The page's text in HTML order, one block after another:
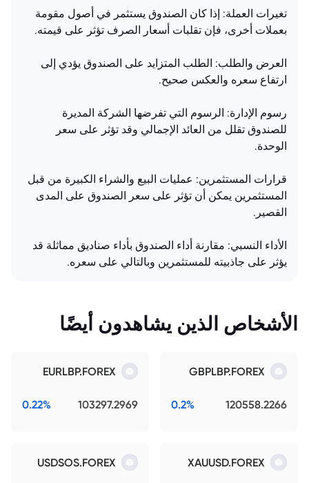
تغيرات العملة: إذا كان الصندوق يستثمر في أصول مقومة
بعملات أخرى، فإن تقلبات أسعار الصرف تؤثر على قيمته.
العرض والطلب: الطلب المتزايد على الصندوق يؤدي إلى
ارتفاع سعره والعكس صحيح.
رسوم الإدارة: الرسوم التي تفرضها الشركة المديرة
للصندوق تقلل من العائد الإجمالي وقد تؤثر على سعر
الوحدة.
قرارات المستثمرين: عمليات البيع والشراء الكبيرة من قبل
المستثمرين يمكن أن تؤثر على سعر الصندوق على المدى
القصير.
الأداء النسبي: مقارنة أداء الصندوق بأداء صناديق مماثلة قد
يؤثر على جاذبيته للمستثمرين وبالتالي على سعره.
الأشخاص الذين يشاهدون أيضًا
GBPLBP.FOREX
120558.2266
0.2%
EURLBP.FOREX
103297.2969
0.22%
XAUUSD.FOREX
USDSOS.FOREX